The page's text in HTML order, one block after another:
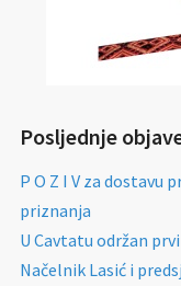
Posljednje
P O Z I V za dostavu
priznanja
U Cavtatu održan
Načelnik Lasić i